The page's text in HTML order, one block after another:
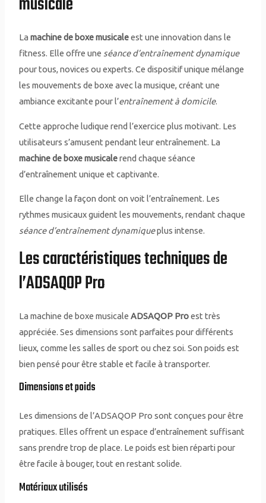
Lamachine de boxe musicaleest une innovation dans le
fitness. Elle offre une séance d’entraînement dynamique
pour tous, novices ou experts. Ce dispositif unique mélange
les mouvements de boxe avec la musique, créant une
ambiance excitante pour l’entraînement à domicile.
Cette approche ludique rend l’exercice plus motivant. Les
utilisateurs s’amusent pendant leur entraînement. La
machine de boxe musicalerend chaque séance
d’entraînement unique et captivante.
Elle change la façon dont on voit l’entraînement. Les
rythmes musicaux guident les mouvements, rendant chaque
séance d’entraînement dynamiqueplus intense.
Les caractéristiques techniques de
l’ADSAQOP Pro
La machine de boxe musicaleADSAQOP Proest très
appréciée. Ses dimensions sont parfaites pour différents
lieux, comme les salles de sport ou chez soi. Son poids est
bien pensé pour être stable et facile à transporter.
Dimensions et poids
Les dimensions de l’ADSAQOP Pro sont conçues pour être
pratiques. Elles offrent un espace d’entraînement suffisant
sans prendre trop de place. Le poids est bien réparti pour
être facile à bouger, tout en restant solide.
Matériaux utilisés